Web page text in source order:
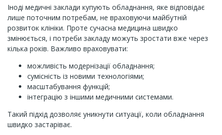
Іноді медичні заклади купують обладнання, яке відповідає
лише поточним потребам, не враховуючи майбутній
розвиток клініки. Проте сучасна медицина швидко
змінюється, і потреби закладу можуть зростати вже через
кілька років. Важливо враховувати:
можливість модернізації обладнання;
сумісність із новими технологіями;
масштабування функцій;
інтеграцію з іншими медичними системами.
Такий підхід дозволяє уникнути ситуації, коли обладнання
швидко застаріває.